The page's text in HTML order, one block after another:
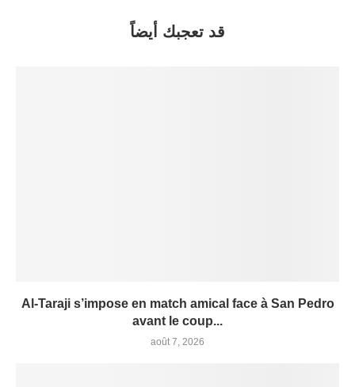
قد تعجبك أيضاً
Al-Taraji s’impose en match amical face à San Pedro
avant le coup...
août 7, 2026